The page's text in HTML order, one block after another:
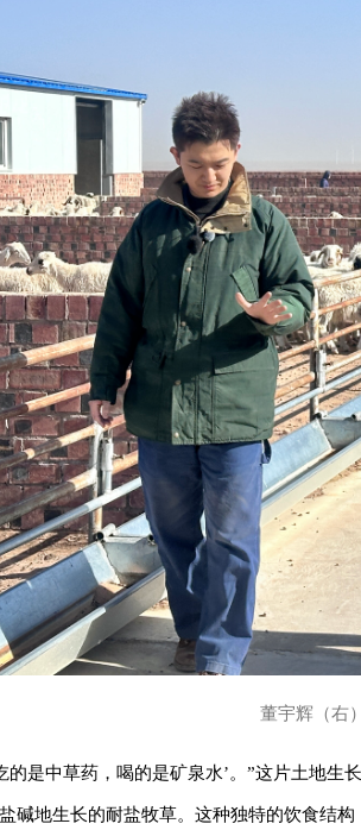
董宇辉（右
的是中草药，喝的是矿泉水’。”这片土地
碱地生长的耐盐牧草。这种独特的饮食结